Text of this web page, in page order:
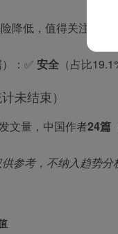
降低，值得关注。
：✅ 安全 （占比
未结束）
文量，中国作者24篇
参考，不纳入趋势分